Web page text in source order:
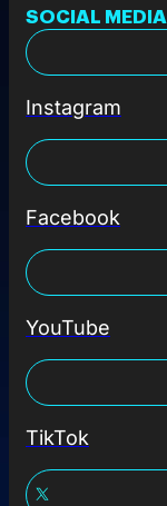
SOCIAL MEDIA
Instagram
Facebook
YouTube
TikTok